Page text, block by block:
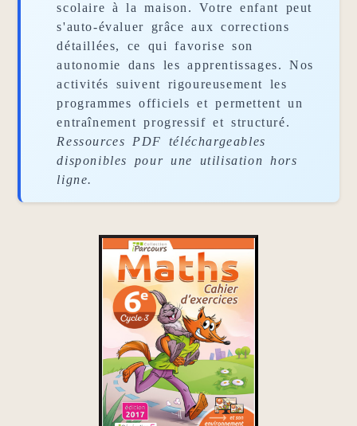
scolaire à la maison. Votre enfant peut
s'auto-évaluer grâce aux corrections
détaillées, ce qui favorise son
autonomie dans les apprentissages. Nos
activités suivent rigoureusement les
programmes officiels et permettent un
entraînement progressif et structuré.
Ressources PDF téléchargeables
disponibles pour une utilisation hors
ligne.